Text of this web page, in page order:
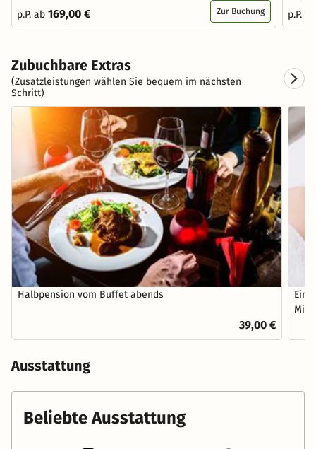
p.P. ab 169,00 € Zur Buchung
p.P.
Zubuchbare Extras
(Zusatzleistungen wählen Sie bequem im nächsten
Schritt)
Halbpension vom Buffet abends
39,00 €
Ausstattung
Beliebte Ausstattung